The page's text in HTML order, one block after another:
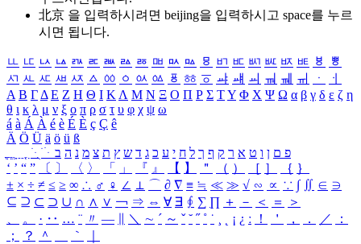
北京 을 입력하시려면 beijing을 입력하시고 space를 누르
시면 됩니다.
ㅥ ㅦ ㅧ ㅨ ㅩ ㅪ ㅫ ㅬ ㅭ ㅮ ㅯ ㅰ ㅱ ㅲ ㅳ ㅴ ㅵ ㅶ ㅷ ㅸ
ㅹ
ㅺ ㅻ ㅼ ㅽ ㅾ ㅿ ㆀ ㆁ ㆂ ㆃ ㆄ ㆅ ㆆ ㆇ ㆈ ㆉ ㆊ ㆋ ㆌ ㆍ
ㆎ
Α Β ΓΔ Ε Ζ Η Θ Ι ΚΛ Μ Ν Ξ Ο Π Ρ Σ ΤΥ Φ Χ Ψ Ω α β γ δ ε ζ η
θ ι κ λ μ ν ξ ο π ρ σ τ υ φ χ ψ ω
á à Á À é è É È ç Ç ê
Ä Ö Ü ä ö ü ß
ִֶֹ ֻּ ׁׂ פ ם ן ו ט א ר ק ף ך ל ח י ע כ ג ד ש ץ ת צ מ נ ה ב
‘ ’ “ ” 〔 〕 〈 〉 「 」 『 』 【 】 ＂ （ ） ［ ］ ｛ ｝
± × ÷ ≠ ≤ ≥ ∞ ∴ ♂ ♀ ∠ ⊥ ⌒ ∂ ∇ ≡ ≒ ≪ ≫ √ ∽ ∝ ∵ ∫ ∬ ∈ ∋
⊆ ⊇ ⊂ ⊃ ∪ ∩ ∧ ∨ ￢ ⇒ ⇔ ∀ ∃ ∮ ∑ ∏ ＋ － ＜ ＝
＞
、
。 · ‥ … ¨ 〃 ― ＼ ∼ ´ ～ ˇ ˘ ˝ ˚ ˙ ¸ ¡ ¿ ː ！ ＇ ， ． ／
：
；
？ ＾ ｀